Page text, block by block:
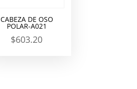
CABEZA DE OSO
POLAR-A021
$603.20